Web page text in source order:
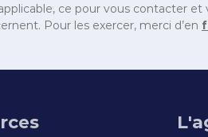
ce pour vous contacter et
Pour les exercer, merci d’en